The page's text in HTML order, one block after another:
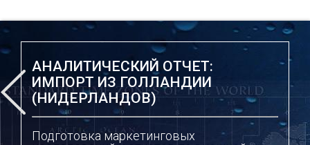
АНАЛИТИЧЕСКИЙ ОТЧЕТ:
ИМПОРТ ИЗ ГОЛЛАНДИИ
(НИДЕРЛАНДОВ)
Подготовка маркетинговых